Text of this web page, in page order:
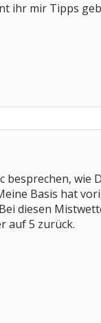
ihr mir Tipps
Basis hat
diesen
auf 5 zurück.